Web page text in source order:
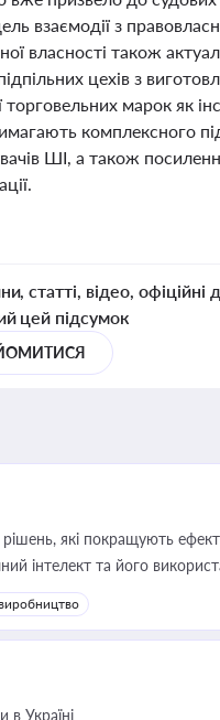
взаємодії з
власності також
цехів з
марок як
комплексного
ШІ, а також
статті, відео,
цей підсумок
які покращують
інтелект та його
Україні